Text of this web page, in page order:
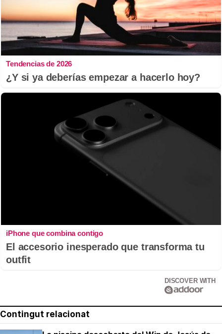
Tendencias de 2026
¿Y si ya deberías empezar a hacerlo hoy?
iPhone que combina contigo
El accesorio inesperado que transforma tu
outfit
DISCOVER WITH
Contingut relacionat